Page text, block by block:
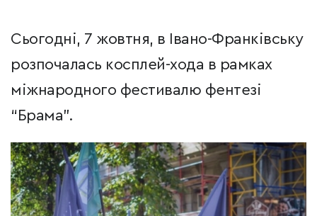
Сьогодні, 7 жовтня, в Івано-Франківську
розпочалась косплей-хода в рамках
міжнародного фестивалю фентезі
“Брама”.